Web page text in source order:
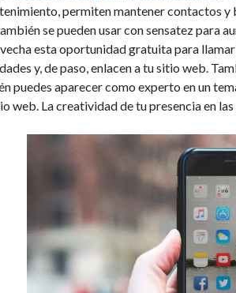
permiten mantener contactos y
se pueden usar con sensatez para
esta oportunidad gratuita para
y, de paso, enlacen a tu sitio web.
puedes aparecer como experto en un
web. La creatividad de tu presencia en